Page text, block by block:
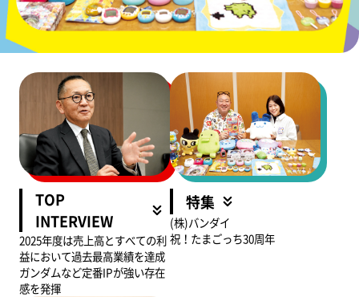
TOP
INTERVIEW
2025年度は売上高とすべての利
益において過去最高業績を達成
ガンダムなど定番IPが強い存在
感を発揮
特集
(株)バンダイ
祝！たまごっち30周年